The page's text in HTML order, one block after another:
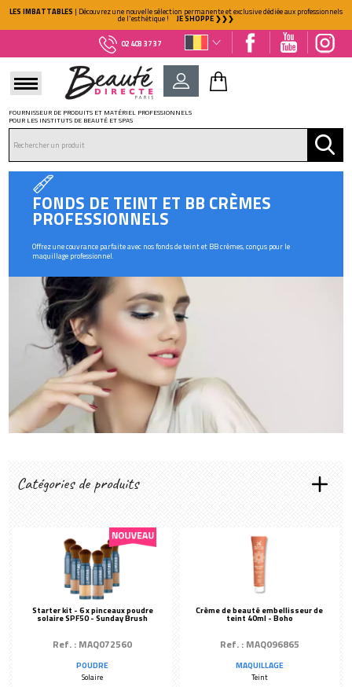
LES IMBATTABLES | Découvrez une nouvelle sélection permanente et exclusive dédiée aux professionnels
de l'esthétique ! JE SHOPPE ❯❯❯
02 403 37 37
NOUVEAU CLIENT ?
Créez votre compte
Créer mon compte
FOURNISSEUR DE PRODUITS ET MATÉRIEL PROFESSIONNELS
POUR LES INSTITUTS DE BEAUTÉ ET SPAS
FONDS DE TEINT ET BB CRÈMES
PROFESSIONNELS
Offrez une couvrance parfaite avec nos fonds de teint et BB crèmes, conçus pour le
maquillage professionnel.
Catégories de produits
Fond de teint & BB Crème
Correcteur & anti-cernes
Highlighter
YEUX
Crayon & Eye-liner
Starter kit - 6 x pinceaux poudre
solaire SPF50 - Sunday Brush
Ref. : MAQ072560
POUDRE
Solaire
Crème de beauté embellisseur de
teint 40ml - Boho
Ref. : MAQ096865
MAQUILLAGE
Teint